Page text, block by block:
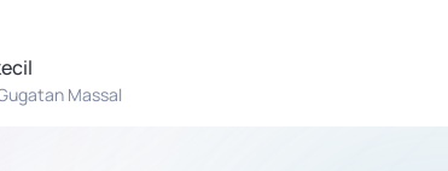
Massal